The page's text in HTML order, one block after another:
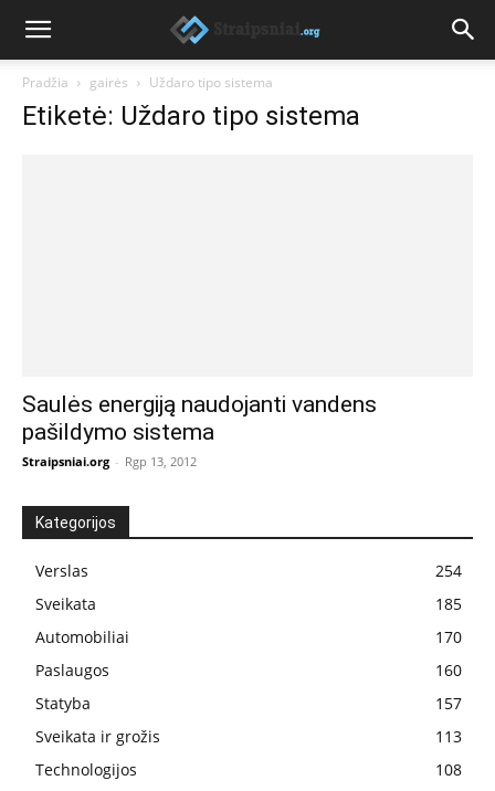
Pradžia gairės Uždaro tipo sistema
Etiketė: Uždaro tipo sistema
Saulės energiją naudojanti vandens
pašildymo sistema
Straipsniai.org - Rgp 13, 2012
Kategorijos
Verslas
254
Sveikata
185
Automobiliai
170
Paslaugos
160
Statyba
157
Sveikata ir grožis
113
Technologijos
108